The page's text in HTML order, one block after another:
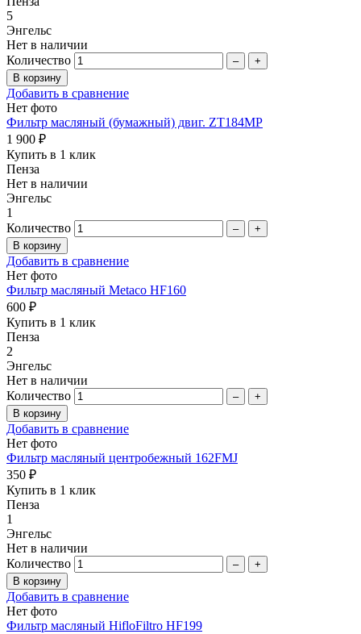
5
Энгельс
Нет в наличии
Количество
– +
Добавить в сравнение
Нет фото
Фильтр масляный (бумажный) двиг. ZT184MP
1 900 ₽
Купить в 1 клик
Пенза
Нет в наличии
Энгельс
1
Количество
– +
Добавить в сравнение
Нет фото
Фильтр масляный Metaco HF160
600 ₽
Купить в 1 клик
Пенза
2
Энгельс
Нет в наличии
Количество
– +
Добавить в сравнение
Нет фото
Фильтр масляный центробежный 162FMJ
350 ₽
Купить в 1 клик
Пенза
1
Энгельс
Нет в наличии
Количество
– +
Добавить в сравнение
Нет фото
Фильтр масляный HifloFiltro HF199